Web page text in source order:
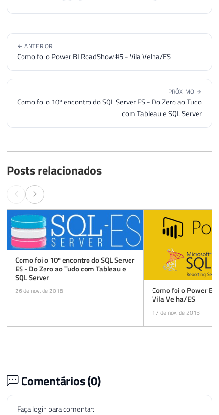
← ANTERIOR
Como foi o Power BI RoadShow #5 - Vila Velha/ES
PRÓXIMO →
Como foi o 10º encontro do SQL Server ES - Do Zero ao Tudo
com Tableau e SQL Server
Posts relacionados
Como foi o 10º encontro do SQL Server
ES - Do Zero ao Tudo com Tableau e
SQL Server
26 de nov. de 2018 Como foi o Power BI
Vila Velha/ES
17 de nov. de 2018
Comentários (0)
Faça login para comentar: